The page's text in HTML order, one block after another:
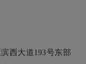
西大道193号东部